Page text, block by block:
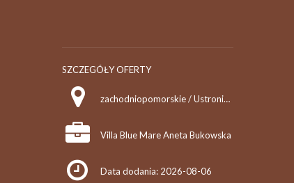
SZCZEGÓŁY OFERTY
zachodniopomorskie / Ustronie Morskie
Villa Blue Mare Aneta Bukowska
Data dodania: 2026-08-06